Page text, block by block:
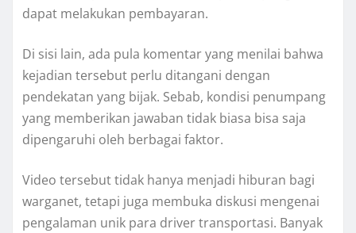
dapat melakukan pembayaran.
Di sisi lain, ada pula komentar yang menilai bahwa
kejadian tersebut perlu ditangani dengan
pendekatan yang bijak. Sebab, kondisi penumpang
yang memberikan jawaban tidak biasa bisa saja
dipengaruhi oleh berbagai faktor.
Video tersebut tidak hanya menjadi hiburan bagi
warganet, tetapi juga membuka diskusi mengenai
pengalaman unik para driver transportasi. Banyak